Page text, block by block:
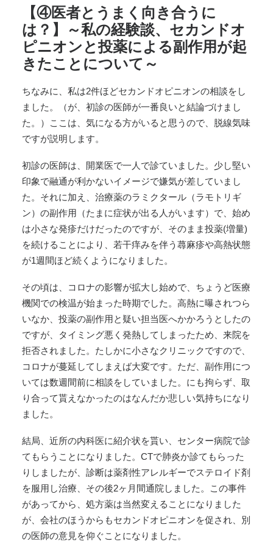
【④医者とうまく向き合うに
は？】～私の経験談、セカンドオ
ピニオンと投薬による副作用が起
きたことについて～
ちなみに、私は2件ほどセカンドオピニオンの相談をし
ました。（が、初診の医師が一番良いと結論づけまし
た。）ここは、気になる方がいると思うので、脱線気味
ですが説明します。
初診の医師は、開業医で一人で診ていました。少し堅い
印象で融通が利かないイメージで嫌気が差していまし
た。それに加え、治療薬のラミクタール（ラモトリギ
ン）の副作用（たまに症状が出る人がいます）で、始め
は小さな発疹だけだったのですが、そのまま投薬(増量)
を続けることにより、若干痒みを伴う蕁麻疹や高熱状態
が1週間ほど続くようになりました。
その頃は、コロナの影響が拡大し始めで、ちょうど医療
機関での検温が始まった時期でした。高熱に曝されつら
いなか、投薬の副作用と疑い担当医へかかろうとしたの
ですが、タイミング悪く発熱してしまったため、来院を
拒否されました。たしかに小さなクリニックですので、
コロナが蔓延してしまえば大変です。ただ、副作用につ
いては数週間前に相談をしていました。にも拘らず、取
り合って貰えなかったのはなんだか悲しい気持ちになり
ました。
結局、近所の内科医に紹介状を貰い、センター病院で診
てもらうことになりました。CTで肺炎か診てもらった
りしましたが、診断は薬剤性アレルギーでステロイド剤
を服用し治療、その後2ヶ月間通院しました。この事件
があってから、処方薬は当然変えることになりました
が、会社のほうからもセカンドオピニオンを促され、別
の医師の意見を仰ぐことになりました。